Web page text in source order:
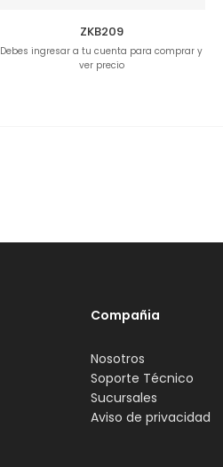
ZKB209
Debes ingresar a tu cuenta para comprar y
ver precio
Compañia
Nosotros
Soporte Técnico
Sucursales
Aviso de privacidad